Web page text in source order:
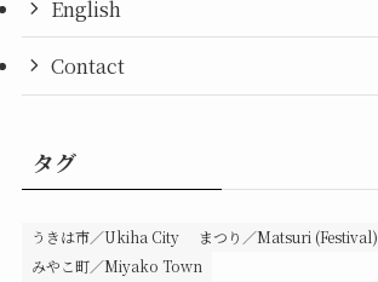
English
Contact
タグ
うきは市／Ukiha City
まつり／Matsuri (Festival)
みやこ町／Miyako Town